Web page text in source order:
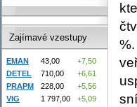
Zajímavé vzestupy
EMAN 43,00
+7,50
DETEL
710,00
+6,61
PRAPM
228,00
+5,56
VIG
1 797,00
+5,09